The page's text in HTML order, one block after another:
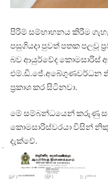
පිරිම් සම්භාහනය කිරීම
පසුගියදා පුවත් පතක පලවූ
බව ආයුර්වේද කොමසාරිස්
එම්.ඩි.ජේ.අබේගුණවර්ධන
ප්‍රකාශ කර සිටිනවා.
මේ සම්බන්ධයෙන් කරුණු
කොමසාරිස්වරයා විසින්
දැක්වේ.